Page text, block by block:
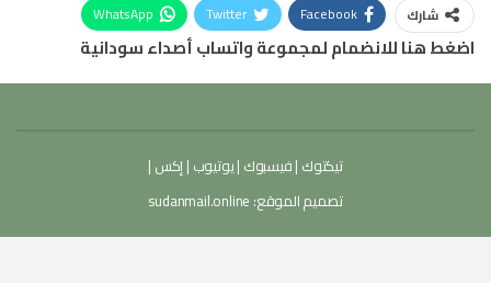
شارك Facebook
Twitter
WhatsApp
اضغط هنا للانضمام لمجموعة واتساب أصداء سودانية
تيكتوك |فيسبوك |يوتيوب |إكس |
تصميم الموقع: sudanmail.online